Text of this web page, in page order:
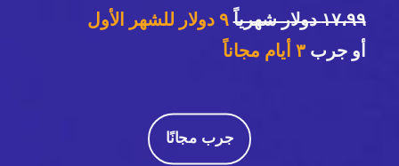
١٧،٩٩ دولار شهرياً
٩ دولار للشهر الأول
أو جرب٣ أيام مجاناً
جرب مجانًا